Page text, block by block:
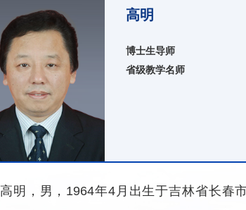
高明
博士生导师
省级教学名师
高明，男，1964年4月出生于吉林省长春